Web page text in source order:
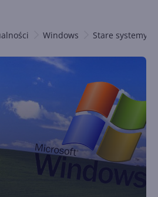
Windows Stare systemy